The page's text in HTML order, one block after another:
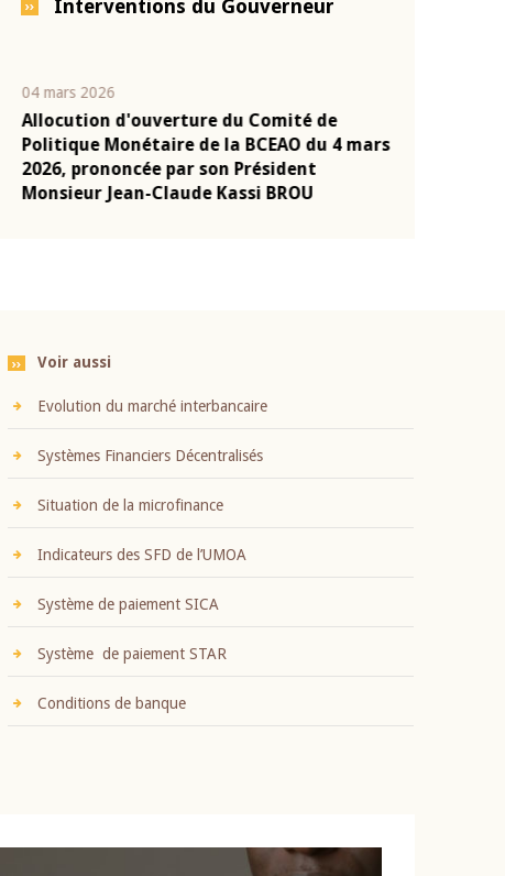
Interventions du Gouverneur
04 mars 2026
Allocution d'ouverture du Comité de
Politique Monétaire de la BCEAO du 4 mars
2026, prononcée par son Président
Monsieur Jean-Claude Kassi BROU
Voir aussi
Evolution du marché interbancaire
Systèmes Financiers Décentralisés
Situation de la microfinance
Indicateurs des SFD de l’UMOA
Système de paiement SICA
Système de paiement STAR
Conditions de banque